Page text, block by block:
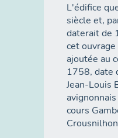
L'édifice
siècle et,
daterait de
cet
ajoutée au
1758, date
Jean-Louis
cours